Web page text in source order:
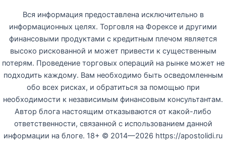
Вся информация предоставлена исключительно в
информационных целях. Торговля на Форексе и другими
финансовыми продуктами с кредитным плечом является
высоко рискованной и может привести к существенным
потерям. Проведение торговых операций на рынке может не
подходить каждому. Вам необходимо быть осведомленным
обо всех рисках, и обратиться за помощью при
необходимости к независимым финансовым консультантам.
Автор блога настоящим отказываются от какой-либо
ответственности, связанной с использованием данной
информации на блоге. 18+ © 2014—2026 https://apostolidi.ru